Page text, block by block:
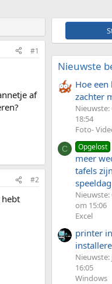
#1
af
#2
hebt
Nieuwste
Hoe
zachter
Nieuwste:
18:54
Foto-
C Opgelost
meer
tafels
speeldag
Nieuwste:
om 15:06
Excel
printer
16:05
Windows